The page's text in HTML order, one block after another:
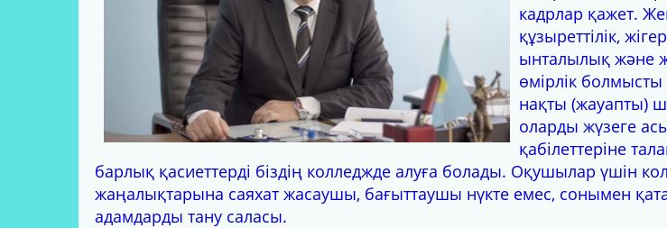
ӘЛЕУМЕТТІК СЕРІКТЕСТІК
ОҚЫТУШЫЛАРДЫҢ
ТАҒЫЛЫМДАМАСЫ
кадрлар қажет.
құзыреттілік,
ынталылық және
өмірлік болмысты
нақты (жауапты)
оларды жүзеге
қабілеттеріне
барлық қасиеттерді біздің колледжде алуға болады. Оқушылар үшін
жаңалықтарына саяхат жасаушы, бағыттаушы нүкте емес, сонымен
адамдарды тану саласы.